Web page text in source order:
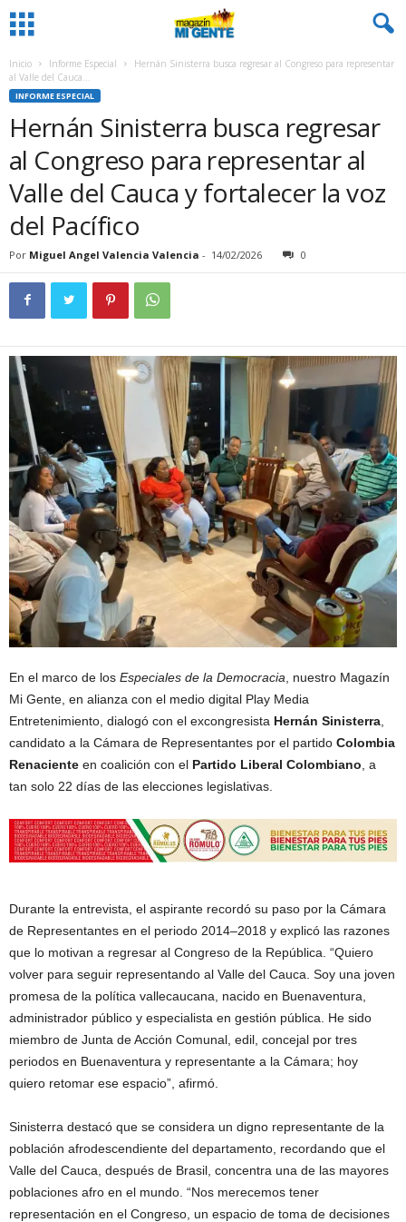
Inicio Informe Especial
Hernán Sinisterra busca regresar al Congreso para representar
al Valle del Cauca...
INFORME ESPECIAL
Hernán Sinisterra busca regresar
al Congreso para representar al
Valle del Cauca y fortalecer la voz
del Pacífico
Por Miguel Angel Valencia Valencia - 14/02/2026 0
En el marco de los Especiales de la Democracia , nuestro Magazín
Mi Gente, en alianza con el medio digital Play Media
Entretenimiento, dialogó con el excongresista Hernán Sinisterra
candidato a la Cámara de Representantes por el partido Colombia
Renaciente en coalición con el Partido Liberal Colombiano , a
tan solo 22 días de las elecciones legislativas.
Durante la entrevista, el aspirante recordó su paso por la Cámara
de Representantes en el periodo 2014–2018 y explicó las razones
que lo motivan a regresar al Congreso de la República. “Quiero
volver para seguir representando al Valle del Cauca. Soy una joven
promesa de la política vallecaucana, nacido en Buenaventura,
administrador público y especialista en gestión pública. He sido
miembro de Junta de Acción Comunal, edil, concejal por tres
periodos en Buenaventura y representante a la Cámara; hoy
quiero retomar ese espacio”, afirmó.
Sinisterra destacó que se considera un digno representante de la
población afrodescendiente del departamento, recordando que el
Valle del Cauca, después de Brasil, concentra una de las mayores
poblaciones afro en el mundo. “Nos merecemos tener
representación en el Congreso, un espacio de toma de decisiones